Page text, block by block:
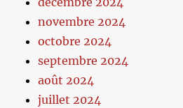
novembre 2024
octobre 2024
septembre 2024
août 2024
juillet 2024